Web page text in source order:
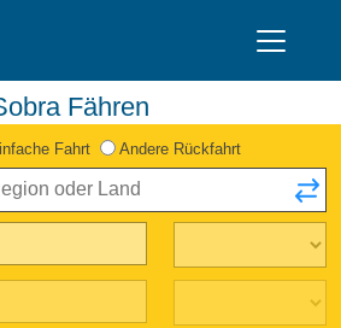
Fähren
Fahrt Andere Rückfahrt